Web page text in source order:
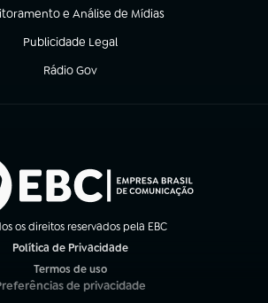
e Análise de Mídias
em nova aba)
Publicidade Legal
(abre em nova aba)
Rádio Gov
(abre em nova aba)
os direitos reservados pela EBC
Política de Privacidade
Termos de uso
(abre em nova aba)
de privacidade